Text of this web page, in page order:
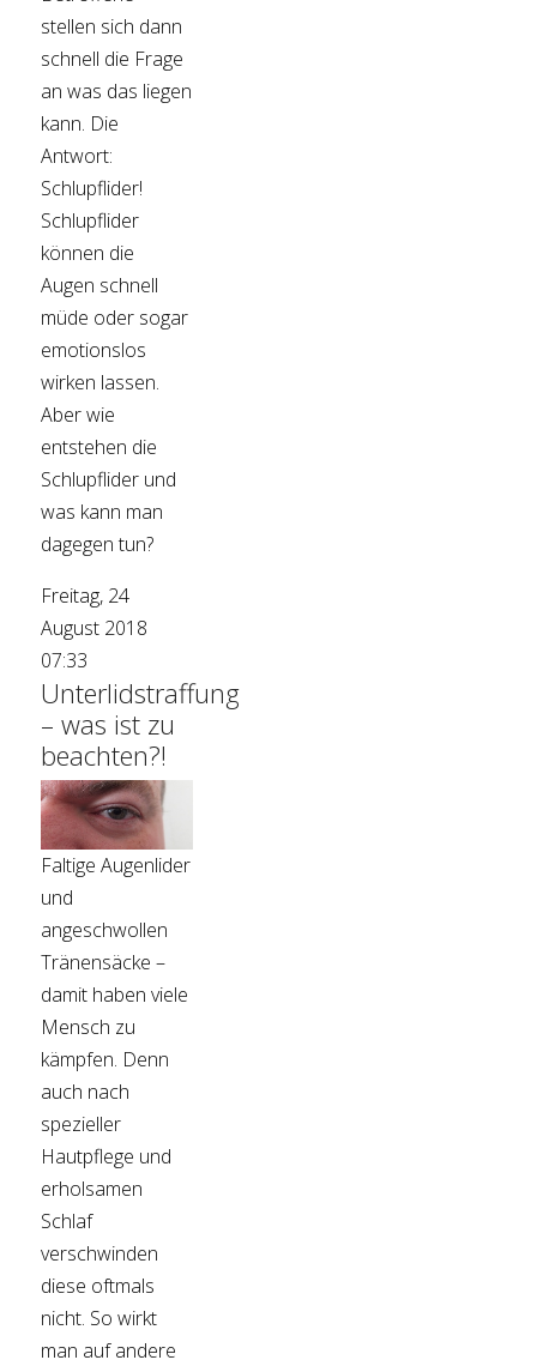
stellen sich dann
schnell die Frage
an was das liegen
kann. Die
Antwort:
Schlupflider!
Schlupflider
können die
Augen schnell
müde oder sogar
emotionslos
wirken lassen.
Aber wie
entstehen die
Schlupflider und
was kann man
dagegen tun?
Freitag, 24
August 2018
07:33
Unterlidstraffung
– was ist zu
beachten?!
Faltige Augenlider
und
angeschwollen
Tränensäcke –
damit haben viele
Mensch zu
kämpfen. Denn
auch nach
spezieller
Hautpflege und
erholsamen
Schlaf
verschwinden
diese oftmals
nicht. So wirkt
man auf andere